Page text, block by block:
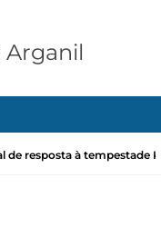
de resposta à tempestade